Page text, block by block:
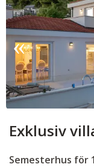
Exklusiv
Semesterhus för